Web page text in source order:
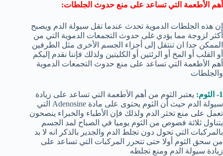
أهم الأطعمة التي تساعد على منع حدوث الجلطات:
إن هذه الجلطات الدموية تحدث عندما تقل سيولة الدم ويصبح
أكثر لزوجة مما يؤدي غلى حدوث التجمعات الدموية التي من
الممكن جدا ان تنتقل إلى أجزاء الجسم الأخرى مثل الطرفين
أو القلب أو المخ أو الرئتين أو الكليتين ولذلك فإننا نقدم إليكم
أهم الأطعمة التي تساعد على منع حدوث التجمعات الدموية
والجلطات
1- الثوم:
يعتبر الثوم من أهم الأطعمة التي تساعد على زيادة
سيولة الدم حيث أن الثوم يحتوى على مادة Adenosine التي
تعمل على منع تخثر الدم ولذلك فإن الأطباء والخبراء ينصحون
يتناول ثلاثة فصوص من الثوم يوميا في الصباح لمد الجسم
بالمركبات التي تحول دون تجلط الدم والجدير بالذكر انه لا بد
من سحق الثوم أولا حتى تتحرر المركبات التي تساعد على
زيادة سيولة الدم ومنع تجلطه